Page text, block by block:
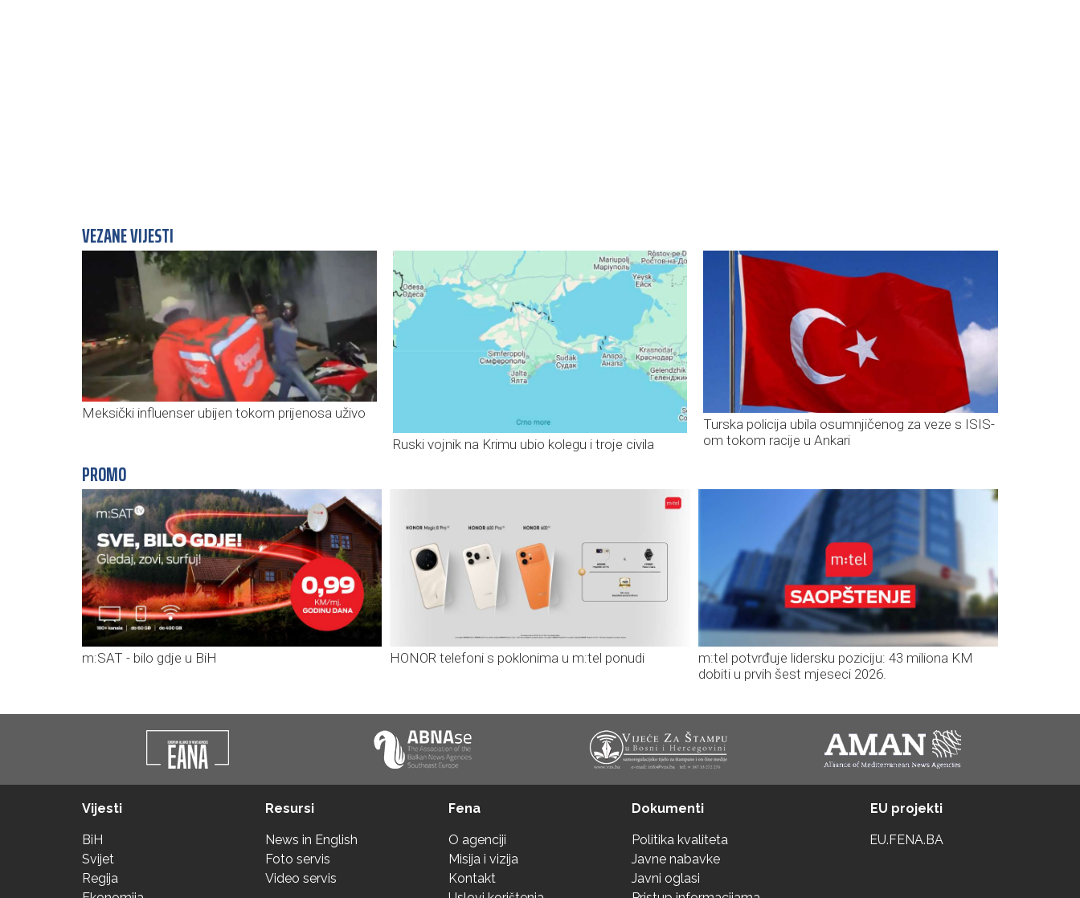
VEZANE VIJESTI
Meksički influenser ubijen tokom prijenosa uživo
Ruski vojnik na Krimu ubio kolegu i troje civila
Turska policija ubila osumnjičenog za veze s ISIS-
om tokom racije u Ankari
PROMO
m:SAT - bilo gdje u BiH HONOR telefoni s poklonima u m:tel ponudi
m:tel potvrđuje lidersku poziciju: 43 miliona KM
dobiti u prvih šest mjeseci 2026.
Vijesti
BiH
Svijet
Regija
Resursi
News in English
Foto servis
Video servis
Fena
O agenciji
Misija i vizija
Kontakt
Dokumenti
Politika kvaliteta
Javne nabavke
Javni oglasi
EU projekti
EU.FENA.BA